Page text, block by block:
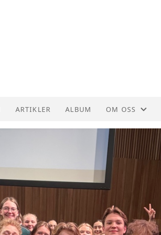
ARTIKLER ALBUM OM OSS
KORPSDRIFT
VEDTEKTER